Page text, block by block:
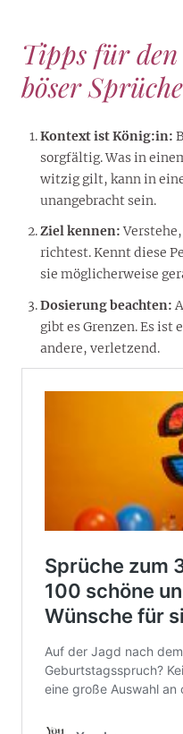
Tipps für
böser Sprüche
Kontext ist König:in:
sorgfältig. Was in
witzig gilt, kann in
unangebracht sein.
Ziel kennen:
richtest. Kennt diese
sie möglicherweise
Dosierung beachten:
gibt es Grenzen. Es ist
andere, verletzend.